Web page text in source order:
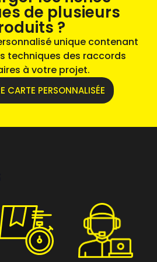
de plusieurs
?
unique contenant
techniques des raccords
à votre projet.
CARTE PERSONNALISÉE